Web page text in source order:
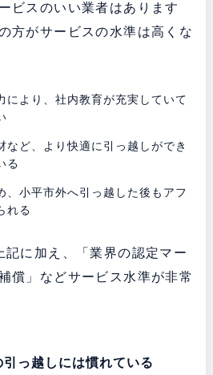
ビスのいい業者はあります
方がサービスの水準は高くな
により、社内教育が充実していて
など、より快適に引っ越しができ
る
、小平市外へ引っ越した後もアフ
れる
記に加え、「業界の認定マー
償」などサービス水準が非常
っ越しには慣れている